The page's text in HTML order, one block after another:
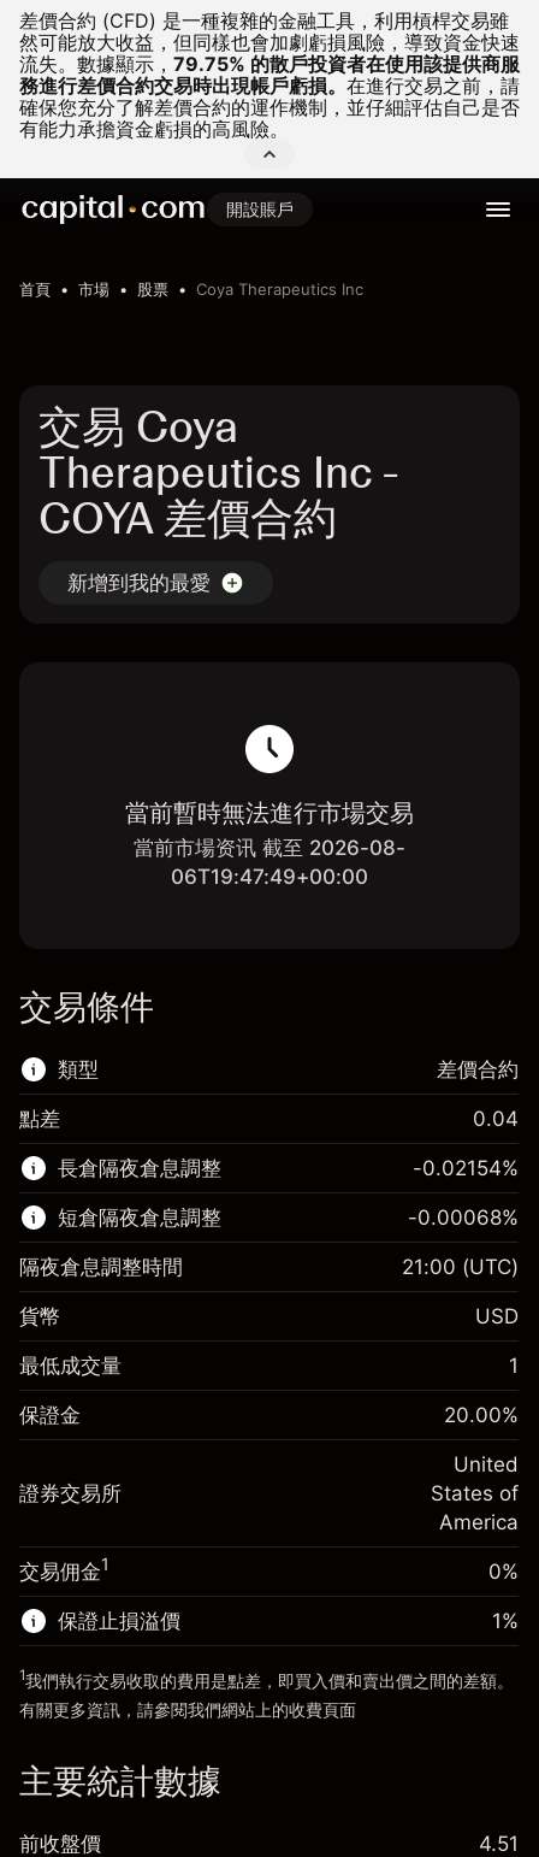
差價合約 (CFD) 是一種複雜的金融工具，利用槓桿交易雖
然可能放大收益，但同樣也會加劇虧損風險，導致資金快速
流失。 數據顯示， 79.75% 的散戶投資者在使用該提供商服
務進行差價合約交易時出現帳戶虧損。 在進行交易之前，請
確保您充分了解差價合約的運作機制，並仔細評估自己是否
有能力承擔資金虧損的高風險。
開設賬戶
首頁 市場 股票 Coya Therapeutics Inc
交易 Coya
Therapeutics Inc -
COYA 差價合約
新增到我的最愛
當前暫時無法進行市場交易
當前市場资讯 截至 2026-08-
06T19:47:49+00:00
交易條件
類型
該金融市場可進行差價合約交易。
了解更多：
差價合約
差價合約
點差 0.04
長倉隔夜倉息調整
保證金。您的投資 $1,000.00
隔夜倉息
-0.02154
%
(-$1.08)
來自杠杆的資金 - 美元（大約值）
$4,000.00
前往平台
-0.02154%
短倉隔夜倉息調整
保證金。您的投資 $1,000.00
隔夜倉息
-0.000682
%
(-$0.03)
來自杠杆的資金 - 美元（大約值）$4,000.00
前往平台
-0.00068%
隔夜倉息調整時間 21:00 (UTC)
貨幣 USD
最低成交量 1
保證金 20.00%
證券交易所
United
States of
America
交易佣金1 0%
保證止損溢價 1%
1我們執行交易收取的費用是點差，即買入價和賣出價之間的差額。
有關更多資訊，請參閱我們網站上的收費頁面
主要統計數據
前收盤價 4.51